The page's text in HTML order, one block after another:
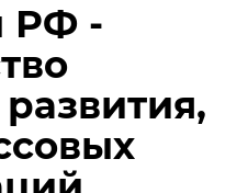
РФ -